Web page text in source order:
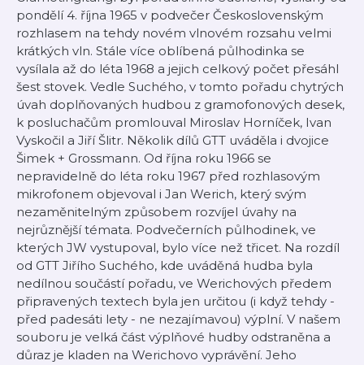
pondělí 4. října 1965 v podvečer Československým
rozhlasem na tehdy novém vlnovém rozsahu velmi
krátkých vln. Stále více oblíbená půlhodinka se
vysílala až do léta 1968 a jejich celkový počet přesáhl
šest stovek. Vedle Suchého, v tomto pořadu chytrých
úvah doplňovaných hudbou z gramofonových desek,
k posluchačům promlouval Miroslav Horníček, Ivan
Vyskočil a Jiří Šlitr. Několik dílů GTT uváděla i dvojice
Šimek + Grossmann. Od října roku 1966 se
nepravidelně do léta roku 1967 před rozhlasovým
mikrofonem objevoval i Jan Werich, který svým
nezaměnitelným způsobem rozvíjel úvahy na
nejrůznější témata. Podvečerních půlhodinek, ve
kterých JW vystupoval, bylo více než třicet. Na rozdíl
od GTT Jiřího Suchého, kde uváděná hudba byla
nedílnou součástí pořadu, ve Werichových předem
připravených textech byla jen určitou (i když tehdy -
před padesáti lety - ne nezajímavou) výplní. V našem
souboru je velká část výplňové hudby odstraněna a
důraz je kladen na Werichovo vyprávění. Jeho